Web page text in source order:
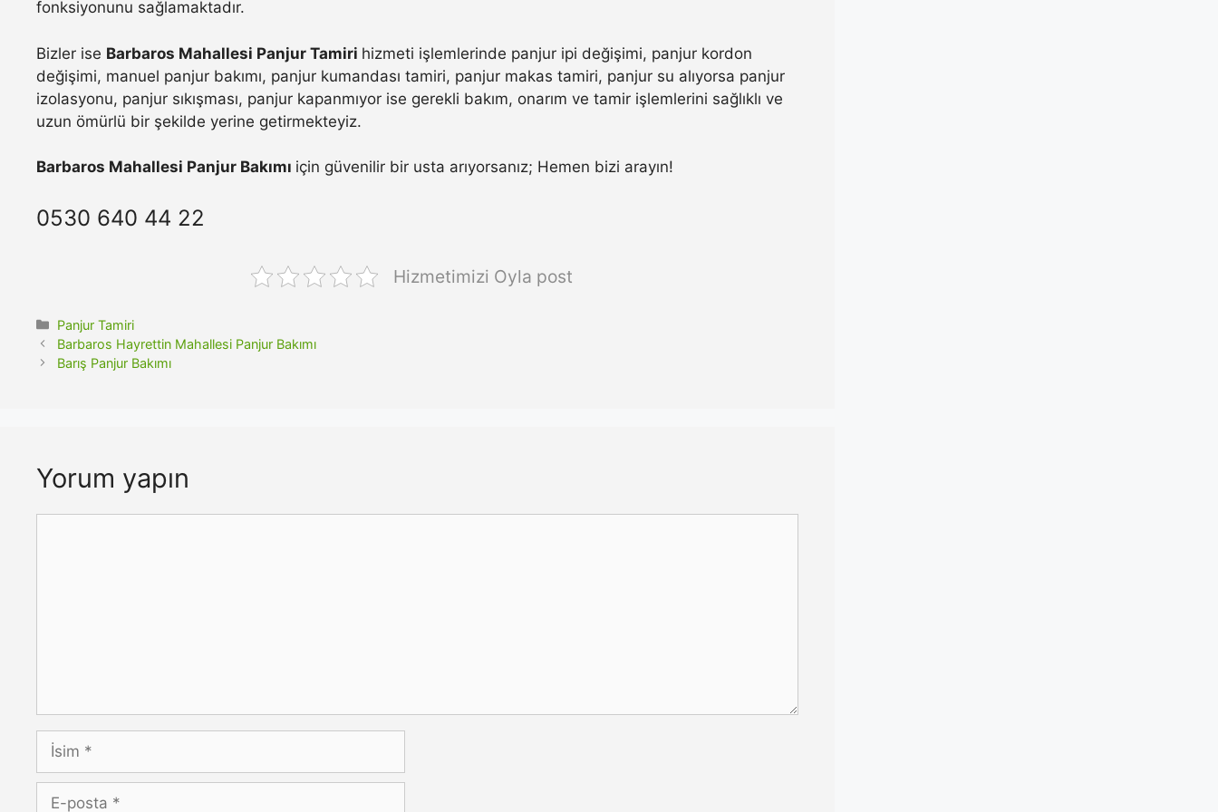
fonksiyonunu sağlamaktadır.
Bizler ise Barbaros Mahallesi Panjur Tamiri hizmeti işlemlerinde panjur ipi değişimi, panjur kordon
değişimi, manuel panjur bakımı, panjur kumandası tamiri, panjur makas tamiri, panjur su alıyorsa panjur
izolasyonu, panjur sıkışması, panjur kapanmıyor ise gerekli bakım, onarım ve tamir işlemlerini sağlıklı ve
uzun ömürlü bir şekilde yerine getirmekteyiz.
Barbaros Mahallesi Panjur Bakımı için güvenilir bir usta arıyorsanız; Hemen bizi arayın!
0530 640 44 22
Hizmetimizi Oyla post
Kategoriler
Panjur Tamiri
Barbaros Hayrettin Mahallesi Panjur Bakımı
Barış Panjur Bakımı
Yorum yapın
İsim